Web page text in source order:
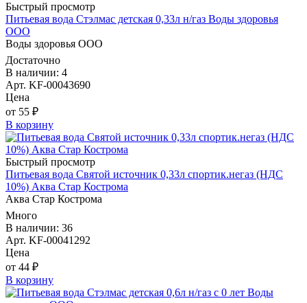
Быстрый просмотр
Питьевая вода Стэлмас детская 0,33л н/газ Воды здоровья
ООО
Воды здоровья ООО
Достаточно
В наличии: 4
Арт. KF-00043690
Цена
от 55 ₽
В корзину
Быстрый просмотр
Питьевая вода Святой источник 0,33л спортик.негаз (НДС
10%) Аква Стар Кострома
Аква Стар Кострома
Много
В наличии: 36
Арт. KF-00041292
Цена
от 44 ₽
В корзину